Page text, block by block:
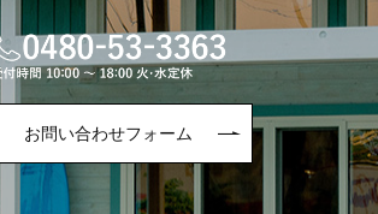
お問い合わせフォーム